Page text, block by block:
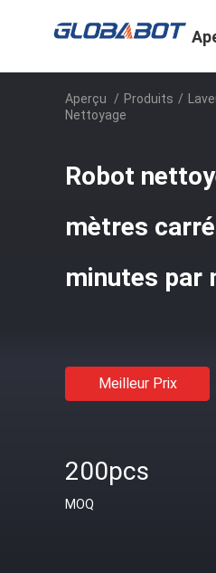
Aperçu / Produits /
Nettoyage
Robot
mètres
minutes par
Meilleur Prix
200pcs
MOQ